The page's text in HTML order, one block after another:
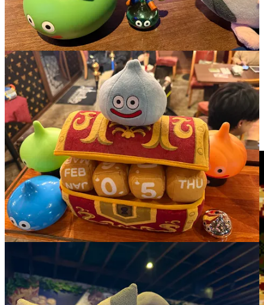
pense sincèrement que les monstres sont l’une des principales
raisons pour lesquelles on aime les grandes séries de RPG, et tout
particulièrement de J-RPG. Mais d’autres types de jeux possèdent
aussi leurs indéboulonnables stars !
Je vais donc conclure cet article avec une série d’images capturées
par mes soins, d’une poignée de monstres emblématiques du jeu
vidéo récemment croisés dans des genres variés.
N’hésitez pas à partager vous aussi vos monstres préférés dans
les commentaires !